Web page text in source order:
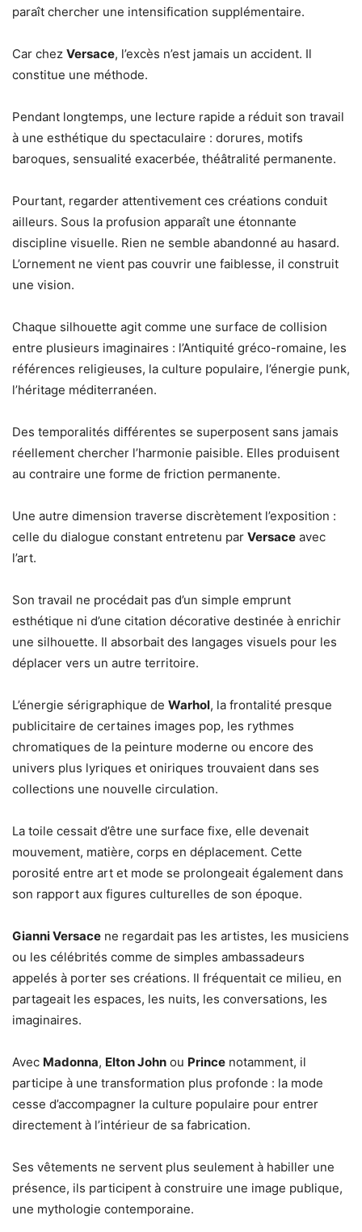
paraît chercher une intensification supplémentaire.
Car chez Versace, l’excès n’est jamais un accident. Il
constitue une méthode.
Pendant longtemps, une lecture rapide a réduit son travail
à une esthétique du spectaculaire : dorures, motifs
baroques, sensualité exacerbée, théâtralité permanente.
Pourtant, regarder attentivement ces créations conduit
ailleurs. Sous la profusion apparaît une étonnante
discipline visuelle. Rien ne semble abandonné au hasard.
L’ornement ne vient pas couvrir une faiblesse, il construit
une vision.
Chaque silhouette agit comme une surface de collision
entre plusieurs imaginaires : l’Antiquité gréco-romaine, les
références religieuses, la culture populaire, l’énergie punk,
l’héritage méditerranéen.
Des temporalités différentes se superposent sans jamais
réellement chercher l’harmonie paisible. Elles produisent
au contraire une forme de friction permanente.
Une autre dimension traverse discrètement l’exposition :
celle du dialogue constant entretenu par Versace avec
l’art.
Son travail ne procédait pas d’un simple emprunt
esthétique ni d’une citation décorative destinée à enrichir
une silhouette. Il absorbait des langages visuels pour les
déplacer vers un autre territoire.
L’énergie sérigraphique de Warhol, la frontalité presque
publicitaire de certaines images pop, les rythmes
chromatiques de la peinture moderne ou encore des
univers plus lyriques et oniriques trouvaient dans ses
collections une nouvelle circulation.
La toile cessait d’être une surface fixe, elle devenait
mouvement, matière, corps en déplacement. Cette
porosité entre art et mode se prolongeait également dans
son rapport aux figures culturelles de son époque.
Gianni Versace ne regardait pas les artistes, les musiciens
ou les célébrités comme de simples ambassadeurs
appelés à porter ses créations. Il fréquentait ce milieu, en
partageait les espaces, les nuits, les conversations, les
imaginaires.
Avec Madonna, Elton John ou Prince notamment, il
participe à une transformation plus profonde : la mode
cesse d’accompagner la culture populaire pour entrer
directement à l’intérieur de sa fabrication.
Ses vêtements ne servent plus seulement à habiller une
présence, ils participent à construire une image publique,
une mythologie contemporaine.